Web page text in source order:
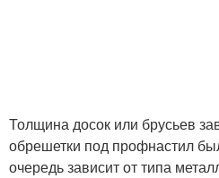
Толщина досок или брусьев
обрешетки под профнастил
очередь зависит от типа